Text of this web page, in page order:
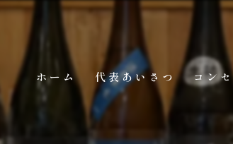
ホーム 代表あいさつ コン